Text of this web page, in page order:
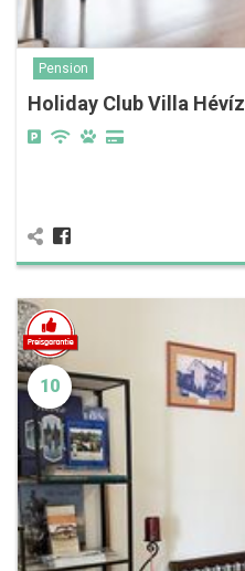
Pension
Holiday Club Villa Hévíz
10